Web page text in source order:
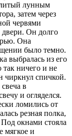
лунным
затем через
червями
двери. Он долго
Она
было темно.
выбралась из его
ничего и не
чиркнул спичкой.
в
и огляделся.
ломились от
резная полка,
окнами стояла
мягкое и